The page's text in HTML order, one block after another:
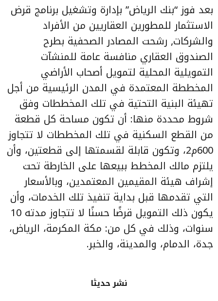
بعد فوز “بنك الرياض” بإدارة وتشغيل برنامج قرض
الاستثمار للمطورين العقاريين من الأفراد
والشركات, رشحت المصادر الصحفية بطرح
الصندوق العقاري منافسة عامة للمنشآت
التمويلية المحلية لتمويل أصحاب الأراضي
المخططة المعتمدة في المدن الرئيسية من أجل
تهيئة البنية التحتية في تلك المخططات وفق
شروط محددة منها: أن تكون مساحة كل قطعة
من القطع السكنية في تلك المخططات لا تتجاوز
600م2، وتكون قابلة لقسمتها إلى قطعتين، وأن
يلتزم مالك المخطط ببيعها على الخارطة تحت
إشراف هيئة المقيمين المعتمدين، وبالأسعار
التي تقدمها قبل بداية تنفيذ تلك الخدمات، وأن
يكون ذلك التمويل قرضًا حسنًا لا تتجاوز مدته 10
سنوات، وذلك في كل من: مكة المكرمة، الرياض،
جدة، الدمام، والمدينة، والخبر.
نشر حديثا